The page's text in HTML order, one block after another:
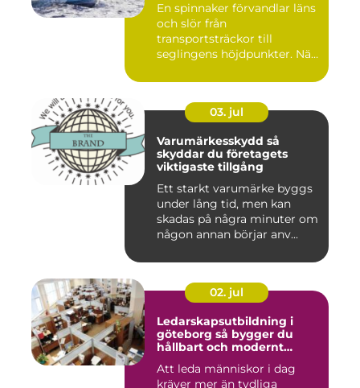
En spinnaker förvandlar läns
och slör från
transportsträckor till
seglingens höjdpunkter. När
03. jul
Varumärkesskydd så
skyddar du företagets
viktigaste tillgång
Ett starkt varumärke byggs
under lång tid, men kan
skadas på några minuter om
någon annan börjar anv...
02. jul
Ledarskapsutbildning i
göteborg så bygger du
hållbart och modernt
Att leda människor i dag
kräver mer än tydliga